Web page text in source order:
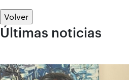
Volver
Últimas noticias